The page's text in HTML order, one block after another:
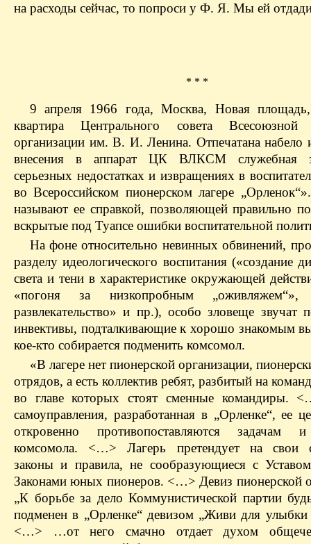
на расходы сейчас, то попроси у Ф. Я. Мы ей
* * *
9 апреля 1966 года, Москва, Новая
квартира Центрального совета Всесоюзной
организации им. В. И. Ленина. Отпечатана набело
внесения в аппарат ЦК ВЛКСМ служебная
серьезных недостатках и извращениях в
во Всероссийском пионерском лагере
называют ее справкой, позволяющей правильно
вскрытые под Туапсе ошибки воспитательной
На фоне относительно невинных обвинений,
разделу идеологического воспитания («создание
света и тени в характеристике окружающей
«погоня за низкопробным „оживляжем“»,
развлекательство» и пр.), особо зловеще звучат
инвективы, подталкивающие к хорошо знакомым
кое-кто собирается подменить комсомол.
«В лагере нет пионерской организации,
отрядов, а есть коллектив ребят, разбитый на
во главе которых стоят сменные командиры.
самоуправления, разработанная в „Орленке“, ее
откровенно противопоставляются задачам
комсомола. <…> Лагерь претендует на свои
законы и правила, не сообразующиеся с
Законами юных пионеров. <…> Девиз пионерской
„К борьбе за дело Коммунистической партии
подменен в „Орленке“ девизом „Живи для улыбки
<…> …от него смачно отдает духом